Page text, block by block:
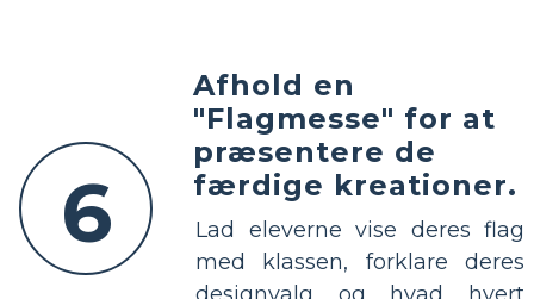
6
Afhold en
"Flagmesse" for at
præsentere de
færdige kreationer.
Lad eleverne vise deres flag
med klassen, forklare deres